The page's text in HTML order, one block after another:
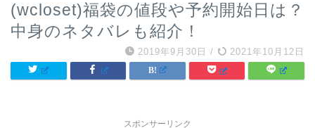
(wcloset)福袋の値段や予約開始日は？
中身のネタバレも紹介！
2019年9月30日 / 2021年10月12日
スポンサーリンク